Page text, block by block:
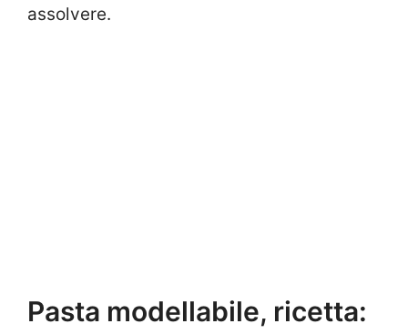
assolvere.
Pasta modellabile, ricetta: